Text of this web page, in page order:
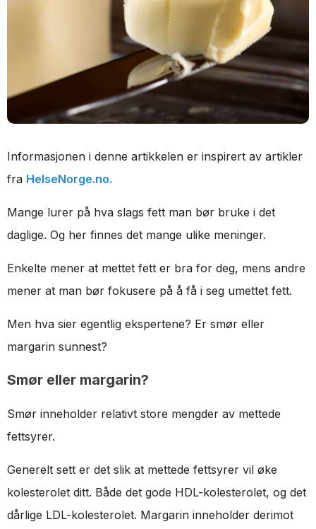
Informasjonen i denne artikkelen er inspirert av artikler
fra HelseNorge.no.
Mange lurer på hva slags fett man bør bruke i det
daglige. Og her finnes det mange ulike meninger.
Enkelte mener at mettet fett er bra for deg, mens andre
mener at man bør fokusere på å få i seg umettet fett.
Men hva sier egentlig ekspertene? Er smør eller
margarin sunnest?
Smør eller margarin?
Smør inneholder relativt store mengder av mettede
fettsyrer.
Generelt sett er det slik at mettede fettsyrer vil øke
kolesterolet ditt. Både det gode HDL-kolesterolet, og det
dårlige LDL-kolesterolet. Margarin inneholder derimot